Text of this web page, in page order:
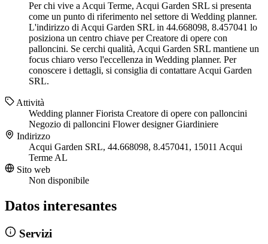
Per chi vive a Acqui Terme, Acqui Garden SRL si presenta
come un punto di riferimento nel settore di Wedding planner.
L'indirizzo di Acqui Garden SRL in 44.668098, 8.457041 lo
posiziona un centro chiave per Creatore di opere con
palloncini. Se cerchi qualità, Acqui Garden SRL mantiene un
focus chiaro verso l'eccellenza in Wedding planner. Per
conoscere i dettagli, si consiglia di contattare Acqui Garden
SRL.
Attività
Wedding plannerFiorista Creatore di opere con palloncini
Negozio di palloncini Flower designerGiardiniere
Indirizzo
Acqui Garden SRL, 44.668098, 8.457041, 15011 Acqui
Terme AL
Sito web
Non disponibile
Datos interesantes
Servizi